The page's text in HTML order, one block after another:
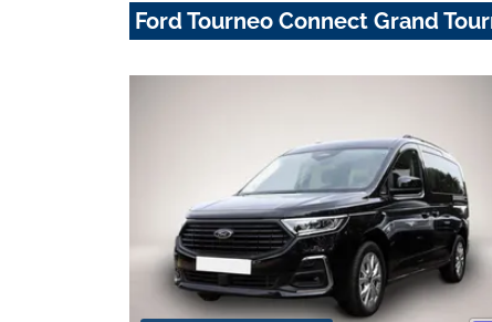
Ford Tourneo Connect Grand